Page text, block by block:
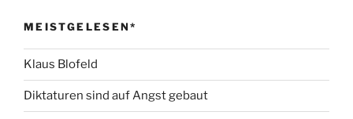
MEISTGELESEN*
Klaus Blofeld
Diktaturen sind auf Angst gebaut